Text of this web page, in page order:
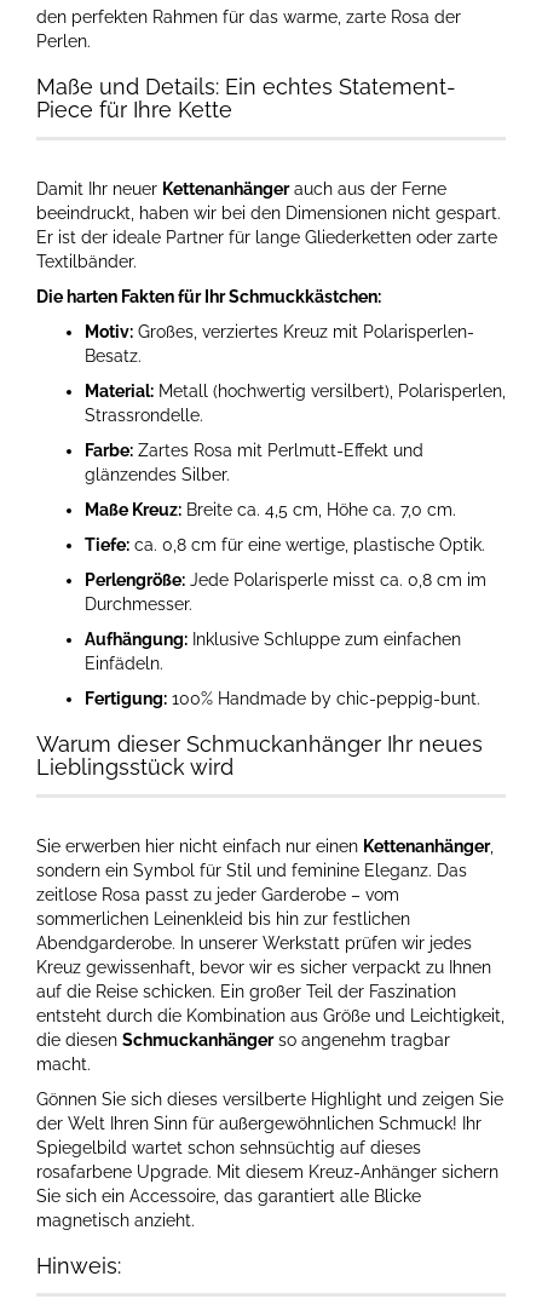
den perfekten Rahmen für das warme, zarte Rosa der
Perlen.
Maße und Details: Ein echtes Statement-
Piece für Ihre Kette
Damit Ihr neuer Kettenanhängerauch aus der Ferne
beeindruckt, haben wir bei den Dimensionen nicht gespart.
Er ist der ideale Partner für lange Gliederketten oder zarte
Textilbänder.
Die harten Fakten für Ihr Schmuckkästchen:
Motiv: Großes, verziertes Kreuz mit Polarisperlen-
Besatz.
Material: Metall (hochwertig versilbert), Polarisperlen,
Strassrondelle.
Farbe: Zartes Rosa mit Perlmutt-Effekt und
glänzendes Silber.
Maße Kreuz: Breite ca. 4,5 cm, Höhe ca. 7,0 cm.
Tiefe: ca. 0,8 cm für eine wertige, plastische Optik.
Perlengröße: Jede Polarisperle misst ca. 0,8 cm im
Durchmesser.
Aufhängung: Inklusive Schluppe zum einfachen
Einfädeln.
Fertigung: 100% Handmade by chic-peppig-bunt.
Warum dieser Schmuckanhänger Ihr neues
Lieblingsstück wird
Sie erwerben hier nicht einfach nur einen Kettenanhänger,
sondern ein Symbol für Stil und feminine Eleganz. Das
zeitlose Rosa passt zu jeder Garderobe – vom
sommerlichen Leinenkleid bis hin zur festlichen
Abendgarderobe. In unserer Werkstatt prüfen wir jedes
Kreuz gewissenhaft, bevor wir es sicher verpackt zu Ihnen
auf die Reise schicken. Ein großer Teil der Faszination
entsteht durch die Kombination aus Größe und Leichtigkeit,
die diesen Schmuckanhängerso angenehm tragbar
macht.
Gönnen Sie sich dieses versilberte Highlight und zeigen Sie
der Welt Ihren Sinn für außergewöhnlichen Schmuck! Ihr
Spiegelbild wartet schon sehnsüchtig auf dieses
rosafarbene Upgrade. Mit diesem Kreuz-Anhänger sichern
Sie sich ein Accessoire, das garantiert alle Blicke
magnetisch anzieht.
Hinweis: